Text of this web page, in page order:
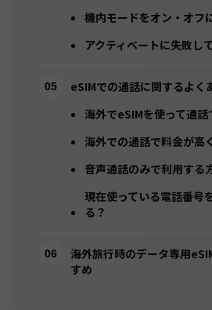
機内モードをオン・オフ
アクティベートに失敗し
eSIMでの通話に関するよく
海外でeSIMを使って通話
海外での通話で料金が高
音声通話のみで利用する
現在使っている電話番号
る？
海外旅行時のデータ専用
すめ